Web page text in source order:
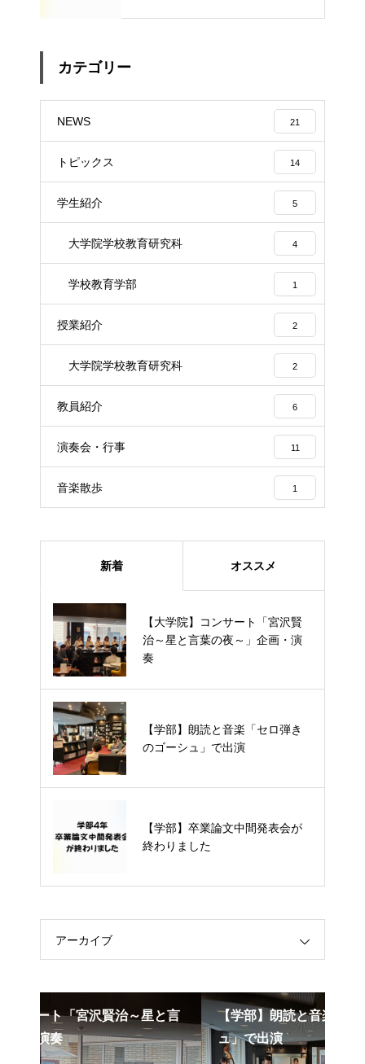
カテゴリー
NEWS 21
トピックス 14
学生紹介 5
大学院学校教育研究科 4
学校教育学部 1
授業紹介 2
大学院学校教育研究科 2
教員紹介 6
演奏会・行事 11
音楽散歩 1
新着 オススメ
【大学院】コンサート「宮沢賢
治～星と言葉の夜～」企画・演
奏
【学部】朗読と音楽「セロ弾き
のゴーシュ」で出演
【学部】卒業論文中間発表会が
終わりました
【大学院】コンサート「宮沢賢治
～星と言葉の夜～」企画・演奏
【学部】朗読と音楽「セロ弾きの
ゴーシュ」で出演
【学部】卒業論文中間発表会が終
わりました
アーカイブ
【学部】朗読と音楽「セロ弾きのゴーシ
ュ」で出演